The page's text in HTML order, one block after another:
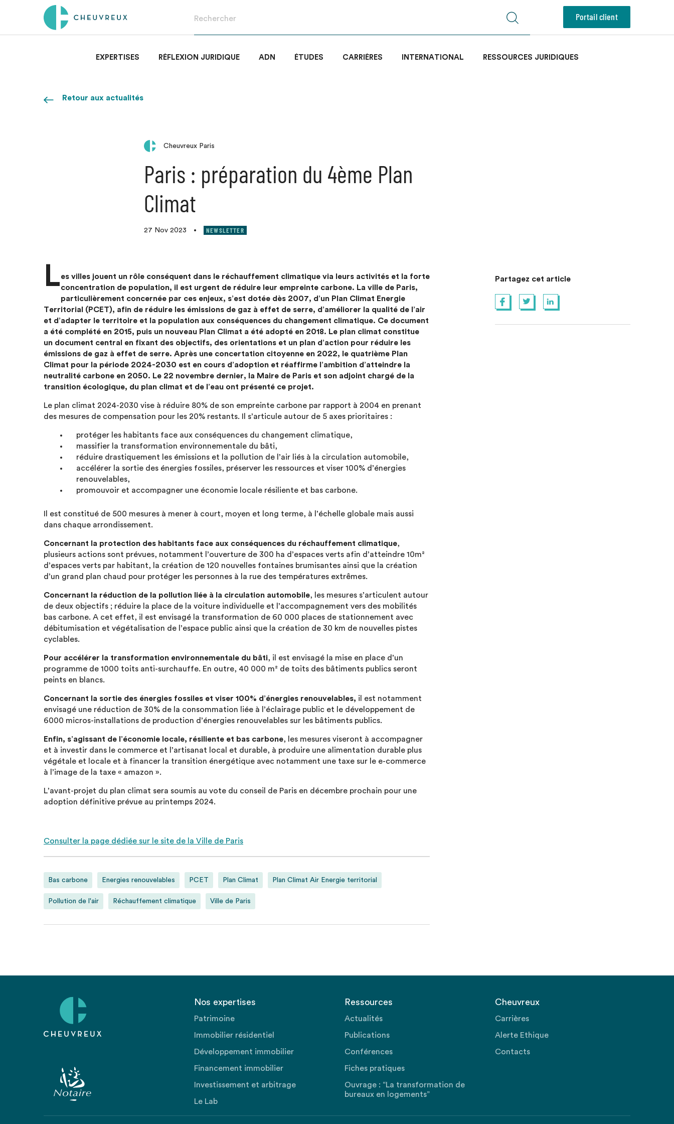
Portail client
EXPERTISES RÉFLEXION JURIDIQUE ADN ÉTUDES CARRIÈRES INTERNATIONAL RESSOURCES JURIDIQUES
Retour aux actualités
Cheuvreux Paris
Paris : préparation du 4ème Plan
Climat
27 Nov 2023 • NEWSLETTER
Les villes jouent un rôle conséquent dans le réchauffement climatique via leurs activités et la forte
concentration de population, il est urgent de réduire leur empreinte carbone. La ville de Paris,
particulièrement concernée par ces enjeux, s’est dotée dès 2007, d’un Plan Climat Energie
Territorial (PCET), afin de réduire les émissions de gaz à effet de serre, d’améliorer la qualité de l’air
et d’adapter le territoire et la population aux conséquences du changement climatique. Ce document
a été complété en 2015, puis un nouveau Plan Climat a été adopté en 2018. Le plan climat constitue
un document central en fixant des objectifs, des orientations et un plan d’action pour réduire les
émissions de gaz à effet de serre. Après une concertation citoyenne en 2022, le quatrième Plan
Climat pour la période 2024-2030 est en cours d’adoption et réaffirme l’ambition d’atteindre la
neutralité carbone en 2050. Le 22 novembre dernier, la Maire de Paris et son adjoint chargé de la
transition écologique, du plan climat et de l’eau ont présenté ce projet.
Le plan climat 2024-2030 vise à réduire 80% de son empreinte carbone par rapport à 2004 en prenant
des mesures de compensation pour les 20% restants. Il s’articule autour de 5 axes prioritaires :
protéger les habitants face aux conséquences du changement climatique,
massifier la transformation environnementale du bâti,
réduire drastiquement les émissions et la pollution de l’air liés à la circulation automobile,
accélérer la sortie des énergies fossiles, préserver les ressources et viser 100% d’énergies
renouvelables,
promouvoir et accompagner une économie locale résiliente et bas carbone.
Il est constitué de 500 mesures à mener à court, moyen et long terme, à l’échelle globale mais aussi
dans chaque arrondissement.
Concernant la protection des habitants face aux conséquences du réchauffement climatique,
plusieurs actions sont prévues, notamment l’ouverture de 300 ha d’espaces verts afin d’atteindre 10m²
d’espaces verts par habitant, la création de 120 nouvelles fontaines brumisantes ainsi que la création
d’un grand plan chaud pour protéger les personnes à la rue des températures extrêmes.
Concernant la réduction de la pollution liée à la circulation automobile, les mesures s’articulent autour
de deux objectifs ; réduire la place de la voiture individuelle et l’accompagnement vers des mobilités
bas carbone. A cet effet, il est envisagé la transformation de 60 000 places de stationnement avec
débitumisation et végétalisation de l’espace public ainsi que la création de 30 km de nouvelles pistes
cyclables.
Pour accélérer la transformation environnementale du bâti, il est envisagé la mise en place d’un
programme de 1000 toits anti-surchauffe. En outre, 40 000 m² de toits des bâtiments publics seront
peints en blancs.
Concernant la sortie des énergies fossiles et viser 100% d’énergies renouvelables, il est notamment
envisagé une réduction de 30% de la consommation liée à l’éclairage public et le développement de
6000 micros-installations de production d’énergies renouvelables sur les bâtiments publics.
Enfin, s’agissant de l’économie locale, résiliente et bas carbone, les mesures viseront à accompagner
et à investir dans le commerce et l’artisanat local et durable, à produire une alimentation durable plus
végétale et locale et à financer la transition énergétique avec notamment une taxe sur le e-commerce
à l’image de la taxe « amazon ».
L’avant-projet du plan climat sera soumis au vote du conseil de Paris en décembre prochain pour une
adoption définitive prévue au printemps 2024.
Consulter la page dédiée sur le site de la Ville de Paris
Bas carbone Energies renouvelables PCET Plan Climat Plan Climat Air Energie territorial
Pollution de l'air Réchauffement climatique Ville de Paris
Partagez cet article
Nos expertises
Patrimoine
Immobilier résidentiel
Développement immobilier
Financement immobilier
Investissement et arbitrage
Le Lab
Ressources
Actualités
Publications
Conférences
Fiches pratiques
Ouvrage : “La transformation de
bureaux en logements”
Cheuvreux
Carrières
Alerte Ethique
Contacts